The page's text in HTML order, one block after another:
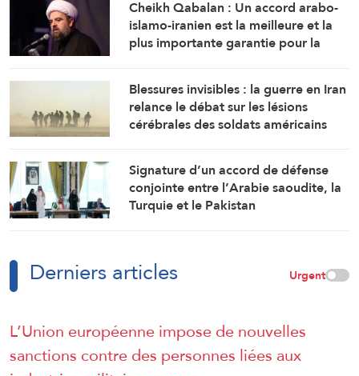
Cheikh Qabalan : Un accord arabo-
islamo-iranien est la meilleure et la
plus importante garantie pour la
Blessures invisibles : la guerre en Iran
relance le débat sur les lésions
cérébrales des soldats américains
Signature d’un accord de défense
conjointe entre l’Arabie saoudite, la
Turquie et le Pakistan
Derniers articles Urgent
L’Union européenne impose de nouvelles
sanctions contre des personnes liées aux